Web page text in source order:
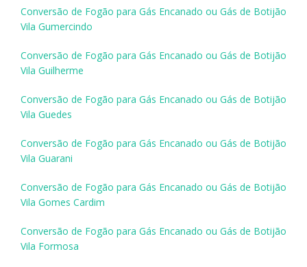
Conversão de Fogão para Gás Encanado ou Gás de Botijão
Vila Gumercindo
Conversão de Fogão para Gás Encanado ou Gás de Botijão
Vila Guilherme
Conversão de Fogão para Gás Encanado ou Gás de Botijão
Vila Guedes
Conversão de Fogão para Gás Encanado ou Gás de Botijão
Vila Guarani
Conversão de Fogão para Gás Encanado ou Gás de Botijão
Vila Gomes Cardim
Conversão de Fogão para Gás Encanado ou Gás de Botijão
Vila Formosa